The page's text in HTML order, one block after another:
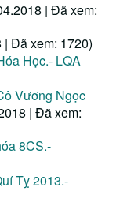
| Đã xem:
| Đã xem: 1720)
Học.- LQA
Vương Ngọc
| Đã xem:
8CS.-
Tỵ 2013.-